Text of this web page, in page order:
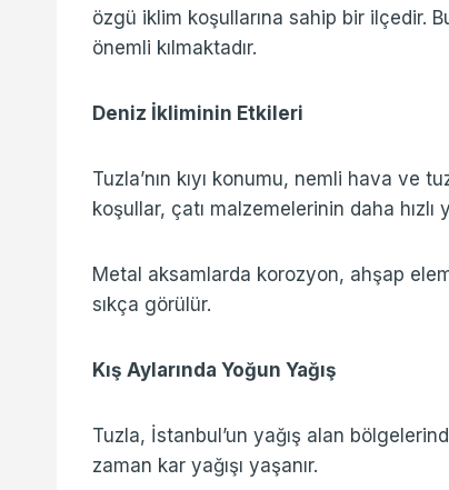
özgü iklim koşullarına sahip bir ilçedir.
önemli kılmaktadır.
Deniz İkliminin Etkileri
Tuzla’nın kıyı konumu, nemli hava ve
koşullar, çatı malzemelerinin daha hızlı
Metal aksamlarda korozyon, ahşap
sıkça görülür.
Kış Aylarında Yoğun Yağış
Tuzla, İstanbul’un yağış alan
zaman kar yağışı yaşanır.